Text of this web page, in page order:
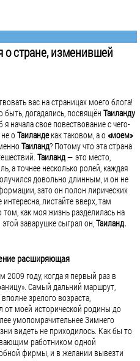
о стране, изменившей
вас на страницах моего блога!
догадались, посвящён Таиланду
начала свое повествование с чего-
о Таиландекак таковом, а о «моем»
Таиланд? Потому что эта страна
Таиланд— это место,
а точнее несколько ролей, каждая
довольно длинным, и он не
зато он полон лирических
листайте вверх, там
как моя жизнь разделилась на
заварушке сыграл он,Таиланд.
расширяющая
2009 году, когда я первый раз в
Самый дальний маршрут,
зрелого возраста,
от моей исторической родины до
умопомрачительнее Зимнего
видеть не приходилось. Как бы то
работником одной
фирмы, и в желании вывезти